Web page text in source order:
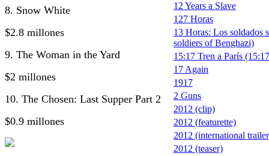
8. Snow White
$2.8 millones
9. The Woman in the Yard
$2 millones
10. The Chosen: Last Supper Part 2
$0.9 millones
12 Years a Slave
127 Horas
13 Horas: Los soldados
soldiers of Benghazi)
15:17 Tren a París
17 Again
1917
2 Guns
2012 (clip)
2012 (featurette)
2012 (international
2012 (teaser)